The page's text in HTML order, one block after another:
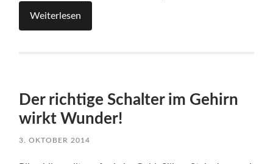
Weiterlesen
Der richtige Schalter im Gehirn
wirkt Wunder!
3. OKTOBER 2014